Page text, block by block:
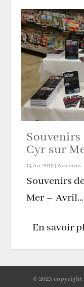
Souvenirs
Cyr sur
14 Avr 2019 |Zarchives
Souvenirs
Mer – Avril...
En savoir
© 2023 copyright